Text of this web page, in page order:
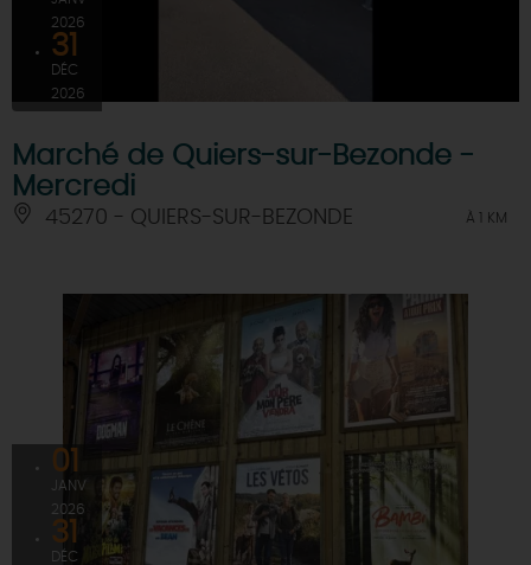
2026
31
DÉC
2026
Marché de Quiers-sur-Bezonde -
Mercredi
45270 - QUIERS-SUR-BEZONDE À 1 KM
01
JANV
2026
31
DÉC